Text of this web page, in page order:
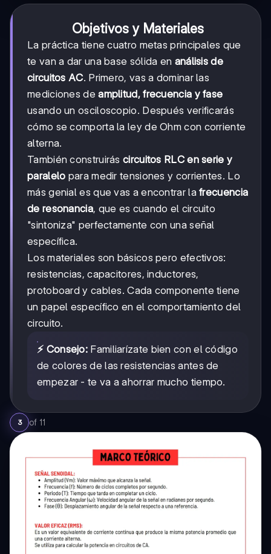
Objetivos y Materiales
La práctica tiene cuatro metas principales que
te van a dar una base sólida en análisis de
circuitos AC. Primero, vas a dominar las
mediciones deamplitud, frecuencia y fase
usando un osciloscopio. Después verificarás
cómo se comporta la ley de Ohm con corriente
alterna.
También construirás circuitos RLC en serie y
paralelo para medir tensiones y corrientes. Lo
más genial es que vas a encontrar lafrecuencia
de resonancia, que es cuando el circuito
"sintoniza" perfectamente con una señal
específica.
Los materiales son básicos pero efectivos:
resistencias, capacitores, inductores,
protoboard y cables. Cada componente tiene
un papel específico en el comportamiento del
circuito.
⚡ Consejo: Familiarízate bien con el código
de colores de las resistencias antes de
empezar - te va a ahorrar mucho tiempo.
3 of 11